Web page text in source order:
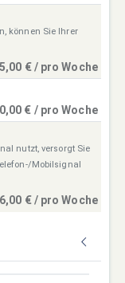
können Sie Ihrer
€ / pro Woche
€ / pro Woche
nutzt, versorgt Sie
Mobilsignal
€ / pro Woche